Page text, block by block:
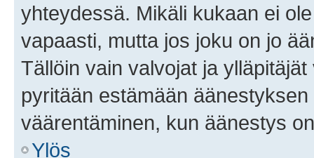
yhteydessä. Mikäli kukaan ei
vapaasti, mutta jos joku on jo
Tällöin vain valvojat ja
pyritään estämään
väärentäminen, kun äänestys
Ylös